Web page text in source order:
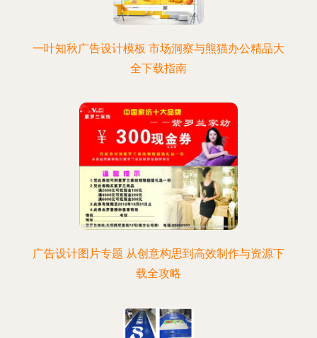
一叶知秋广告设计模板 市场洞察与熊猫办公精品大
全下载指南
广告设计图片专题 从创意构思到高效制作与资源下
载全攻略